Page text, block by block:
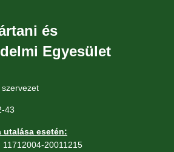
és
Egyesület
43
utalása esetén:
20011215